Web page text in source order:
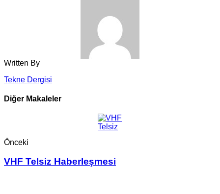
Written By
Tekne Dergisi
Diğer Makaleler
Önceki
VHF Telsiz Haberleşmesi